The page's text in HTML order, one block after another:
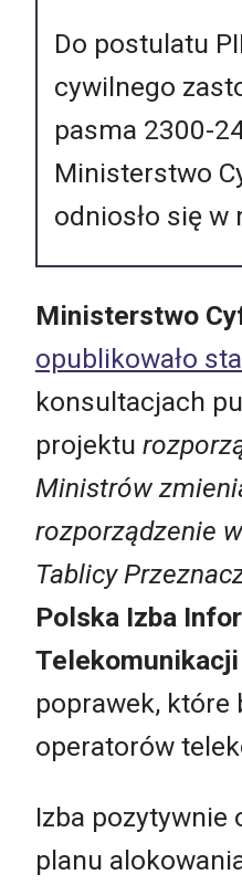
Do postulatu
cywilnego
pasma 2300-
Ministerstwo
odniosło się w
Ministerstwo
opublikowało
konsultacjach
projektu
Ministrów
rozporządzenie
Tablicy
Polska Izba
Telekomunikacji
poprawek, które
operatorów
Izba pozytywnie
planu